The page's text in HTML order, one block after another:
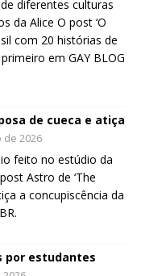
diferentes culturas
da Alice O post ‘O
com 20 histórias de
em GAY BLOG
de cueca e atiça
de 2026
feito no estúdio da
Astro de ‘The
a concupiscência da
por estudantes